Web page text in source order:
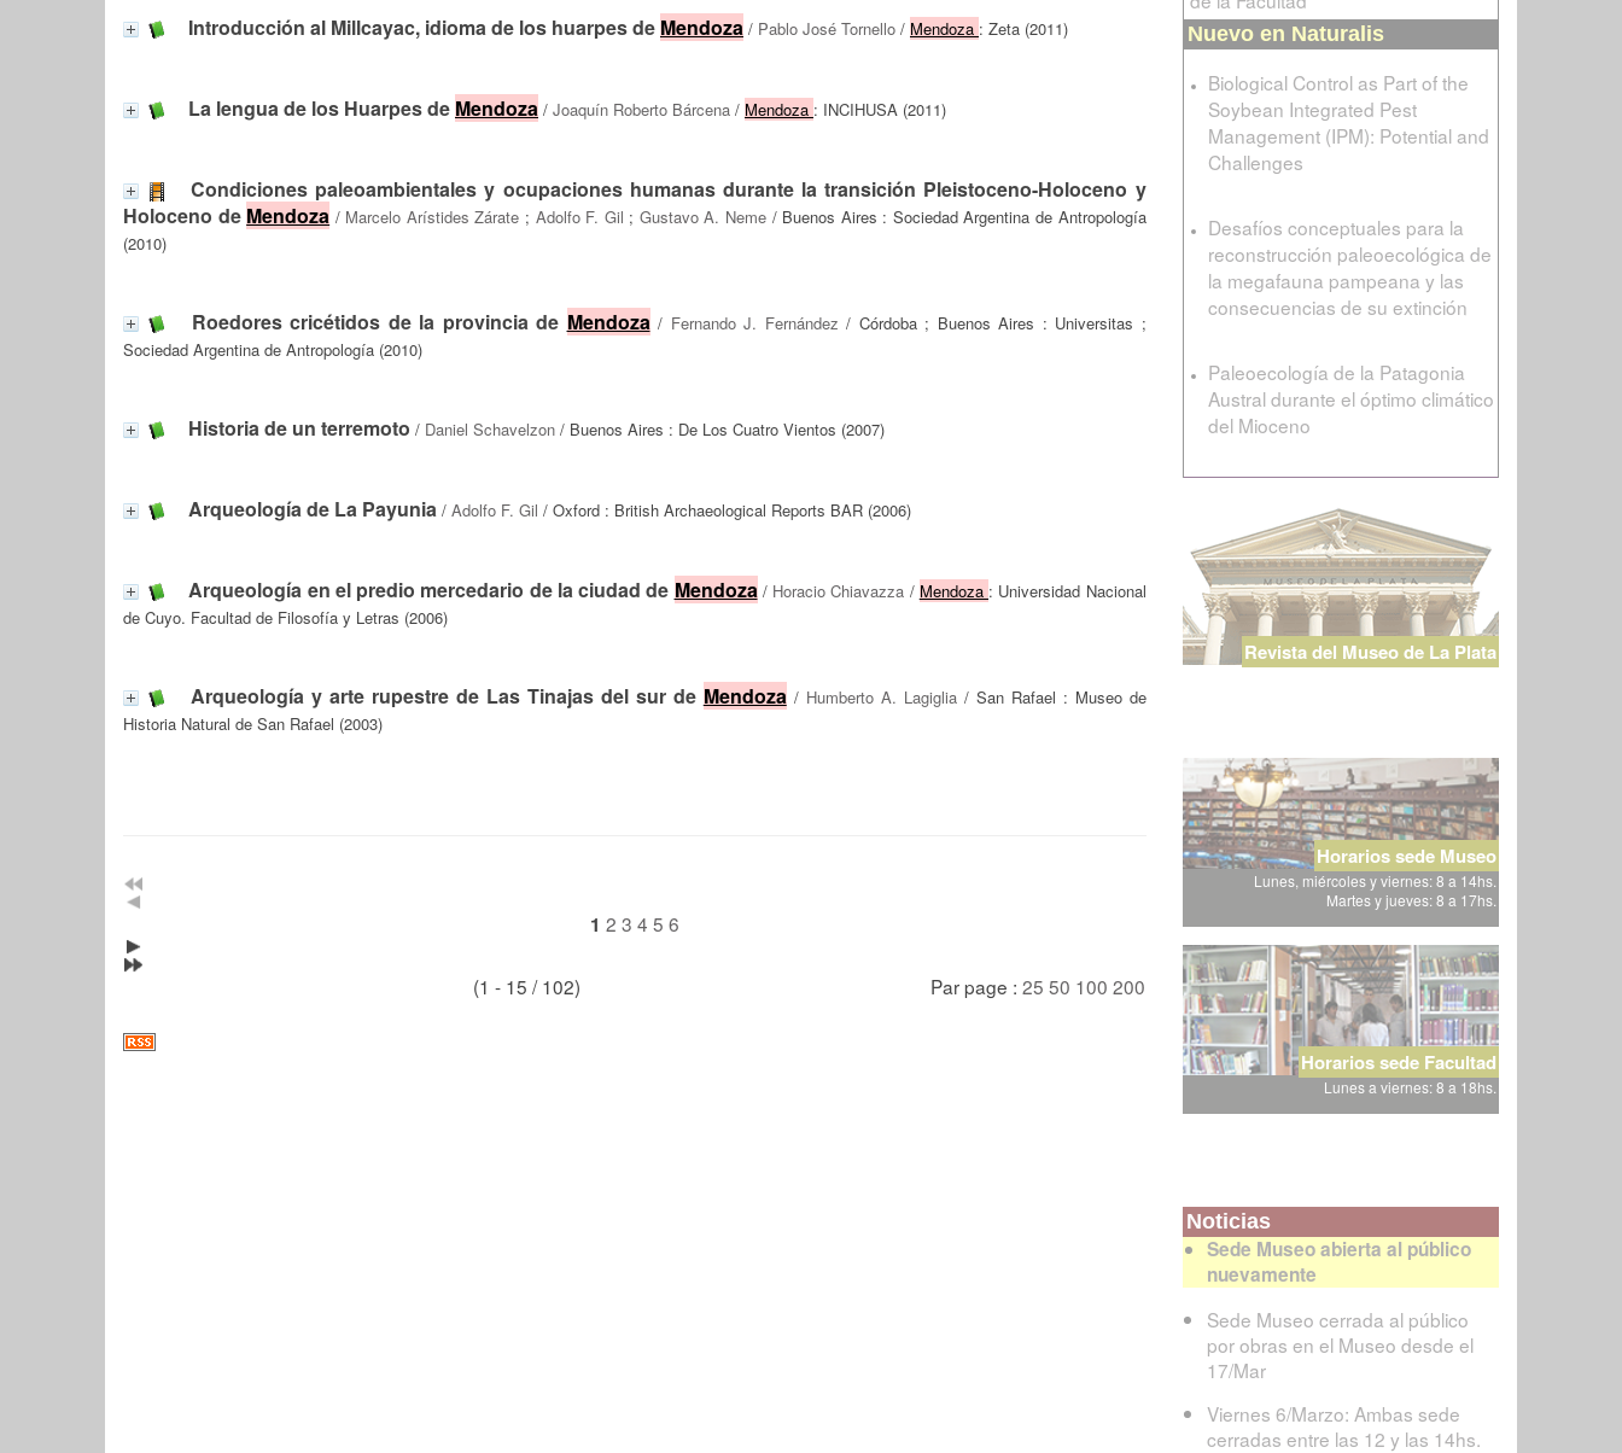
Introducción al Millcayac, idioma de los huarpes de Mendoza / Pablo José Tornello / Mendoza : Zeta (2011)
La lengua de los Huarpes de Mendoza / Joaquín Roberto Bárcena / Mendoza : INCIHUSA (2011)
Condiciones paleoambientales y ocupaciones humanas durante la transición Pleistoceno-Holoceno y
Holoceno de Mendoza / Marcelo Arístides Zárate ; Adolfo F. Gil ; Gustavo A. Neme/ Buenos Aires : Sociedad Argentina de Antropología
(2010)
Roedores cricétidos de la provincia de Mendoza/ Fernando J. Fernández / Córdoba ; Buenos Aires : Universitas ;
Sociedad Argentina de Antropología (2010)
Historia de un terremoto / Daniel Schavelzon / Buenos Aires : De Los Cuatro Vientos (2007)
Arqueología de La Payunia / Adolfo F. Gil / Oxford : British Archaeological Reports BAR (2006)
Arqueología en el predio mercedario de la ciudad de Mendoza/ Horacio Chiavazza / Mendoza : Universidad Nacional
de Cuyo. Facultad de Filosofía y Letras (2006)
Arqueología y arte rupestre de Las Tinajas del sur de Mendoza/ Humberto A. Lagiglia/ San Rafael : Museo de
Historia Natural de San Rafael (2003)
1 2 3 4 5 6
(1 - 15 / 102) Par page : 25 50 100 200
Nuevo en Naturalis
Biological Control as Part of the
Soybean Integrated Pest
Management (IPM): Potential and
Challenges
Desafíos conceptuales para la
reconstrucción paleoecológica de
la megafauna pampeana y las
consecuencias de su extinción
Paleoecología de la Patagonia
Austral durante el óptimo climático
del Mioceno
Revista del Museo de La Plata
Horarios sede Museo
Lunes, miércoles y viernes: 8 a 14hs.
Martes y jueves: 8 a 17hs.
Horarios sede Facultad
Lunes a viernes: 8 a 18hs.
Noticias
Sede Museo abierta al público
nuevamente
Sede Museo cerrada al público
por obras en el Museo desde el
17/Mar
Viernes 6/Marzo: Ambas sede
cerradas entre las 12 y las 14hs.